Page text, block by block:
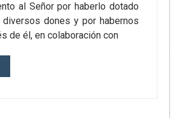
al Señor por haberlo dotado
dones y por habernos
de él, en colaboración con